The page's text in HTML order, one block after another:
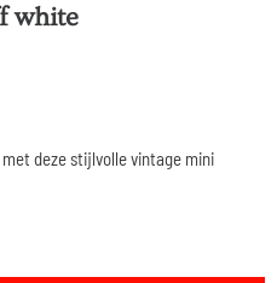
white
deze stijlvolle vintage mini